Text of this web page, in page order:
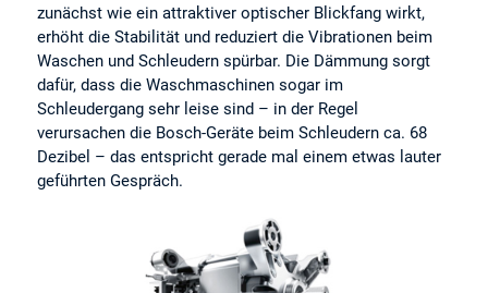
zunächst wie ein attraktiver optischer Blickfang wirkt,
erhöht die Stabilität und reduziert die Vibrationen beim
Waschen und Schleudern spürbar. Die Dämmung sorgt
dafür, dass die Waschmaschinen sogar im
Schleudergang sehr leise sind – in der Regel
verursachen die Bosch-Geräte beim Schleudern ca. 68
Dezibel – das entspricht gerade mal einem etwas lauter
geführten Gespräch.